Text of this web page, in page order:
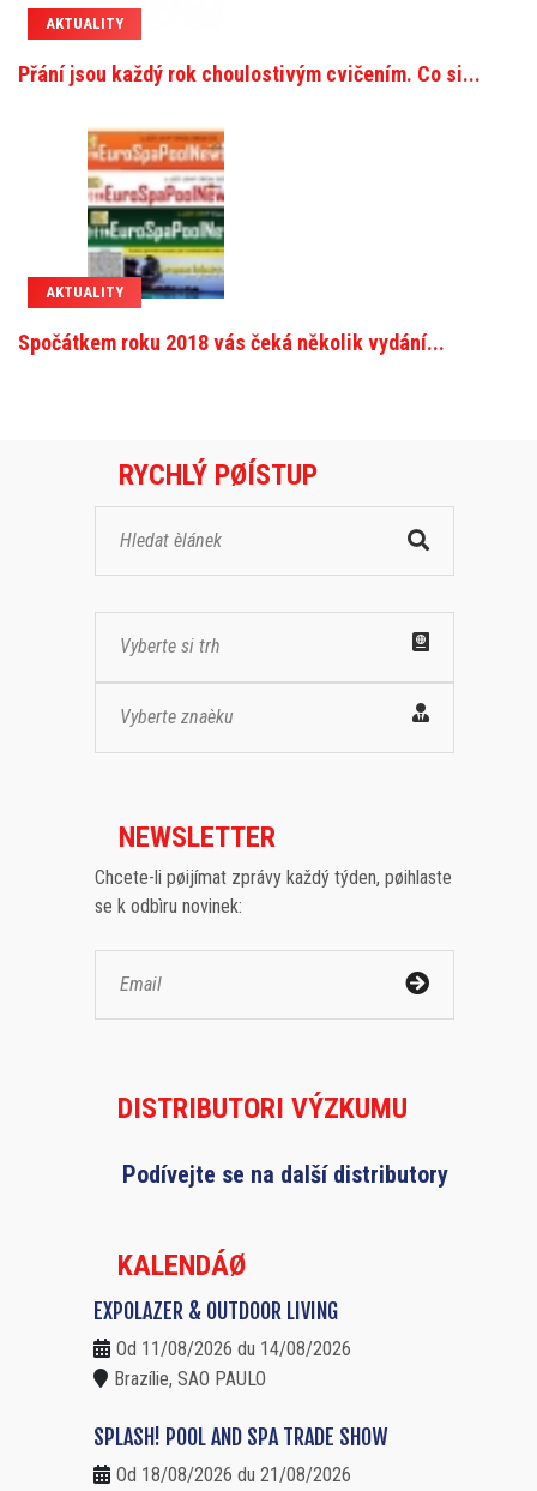
AKTUALITY
Přání jsou každý rok choulostivým cvičením. Co si...
AKTUALITY
Spočátkem roku 2018 vás čeká několik vydání...
RYCHLÝ PØÍSTUP
Vyberte si trh
Vyberte znaèku
NEWSLETTER
Chcete-li pøijímat zprávy každý týden, pøihlaste
se k odbìru novinek:
DISTRIBUTORI VÝZKUMU
Podívejte se na další distributory
KALENDÁØ
EXPOLAZER & OUTDOOR LIVING
Od 11/08/2026 du 14/08/2026
Brazílie, SAO PAULO
SPLASH! POOL AND SPA TRADE SHOW
Od 18/08/2026 du 21/08/2026